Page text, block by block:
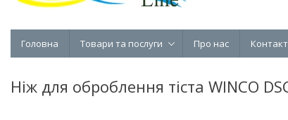
Головна Товари та послуги Про нас
Ніж для оброблення тіста WINCO